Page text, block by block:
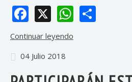
Facebook
X
Continuar leyendo
04 Julio 2018